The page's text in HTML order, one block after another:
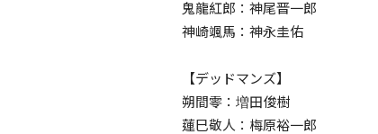
鬼龍紅郎：神尾晋一郎
神崎颯馬：神永圭佑
【デッドマンズ】
朔間零：増田俊樹
蓮巳敬人：梅原裕一郎